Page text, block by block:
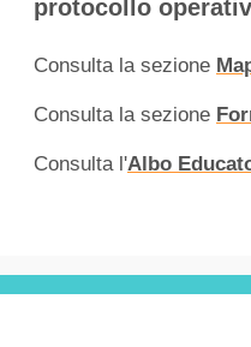
protocollo
Descrizione
Consulta la sezione
Consulta la sezione
Consulta l'Albo